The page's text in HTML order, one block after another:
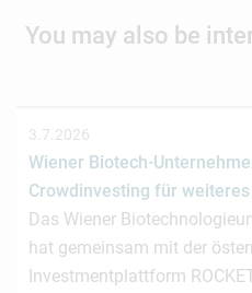
You may also be
3.7.2026
Wiener Biotech-
Crowdinvesting für
Das Wiener
hat gemeinsam mit der
Investmentplattform